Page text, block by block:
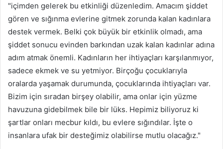
"içimden gelerek bu etkinliği düzenledim. Amacım şiddet
gören ve sığınma evlerine gitmek zorunda kalan kadınlara
destek vermek. Belki çok büyük bir etkinlik olmadı, ama
şiddet sonucu evinden barkından uzak kalan kadınlar adına
adım atmak önemli. Kadınların her ihtiyaçları karşılanmıyor,
sadece ekmek ve su yetmiyor. Birçoğu çocuklarıyla
oralarda yaşamak durumunda, çocuklarında ihtiyaçları var.
Bizim için sıradan birşey olabilir, ama onlar için yüzme
havuzuna gidebilmek bile bir lüks. Hepimiz biliyoruz ki
şartlar onları mecbur kıldı, bu evlere sığındılar. İşte o
insanlara ufak bir desteğimiz olabilirse mutlu olacağız."